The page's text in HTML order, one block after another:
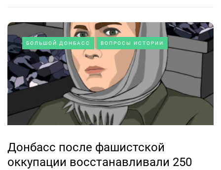
БОЛЬШОЙ ДОНБАСС ВОПРОСЫ ИСТОРИИ
Донбасс после фашистской
оккупации восстанавливали 250